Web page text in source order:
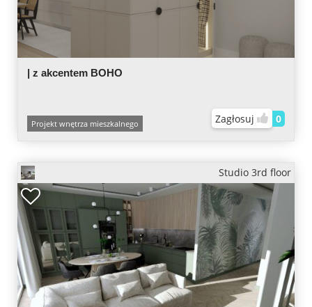
| z akcentem BOHO
Projekt wnętrza mieszkalnego Zagłosuj 0
Studio 3rd floor